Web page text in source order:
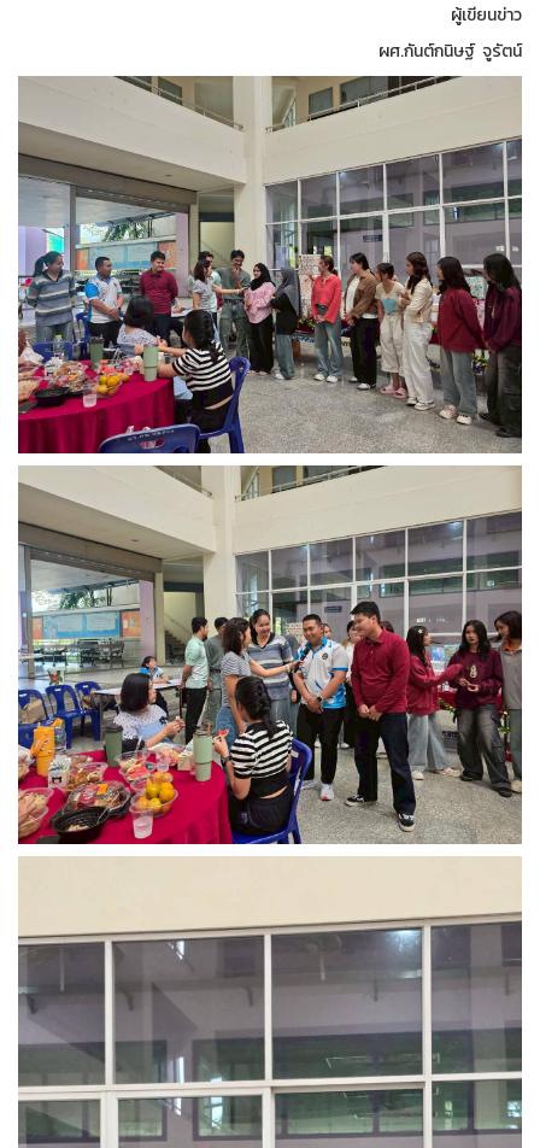
ผู้เขียนข่าว
ผศ.กันต์กนิษฐ์ จูรัตน์